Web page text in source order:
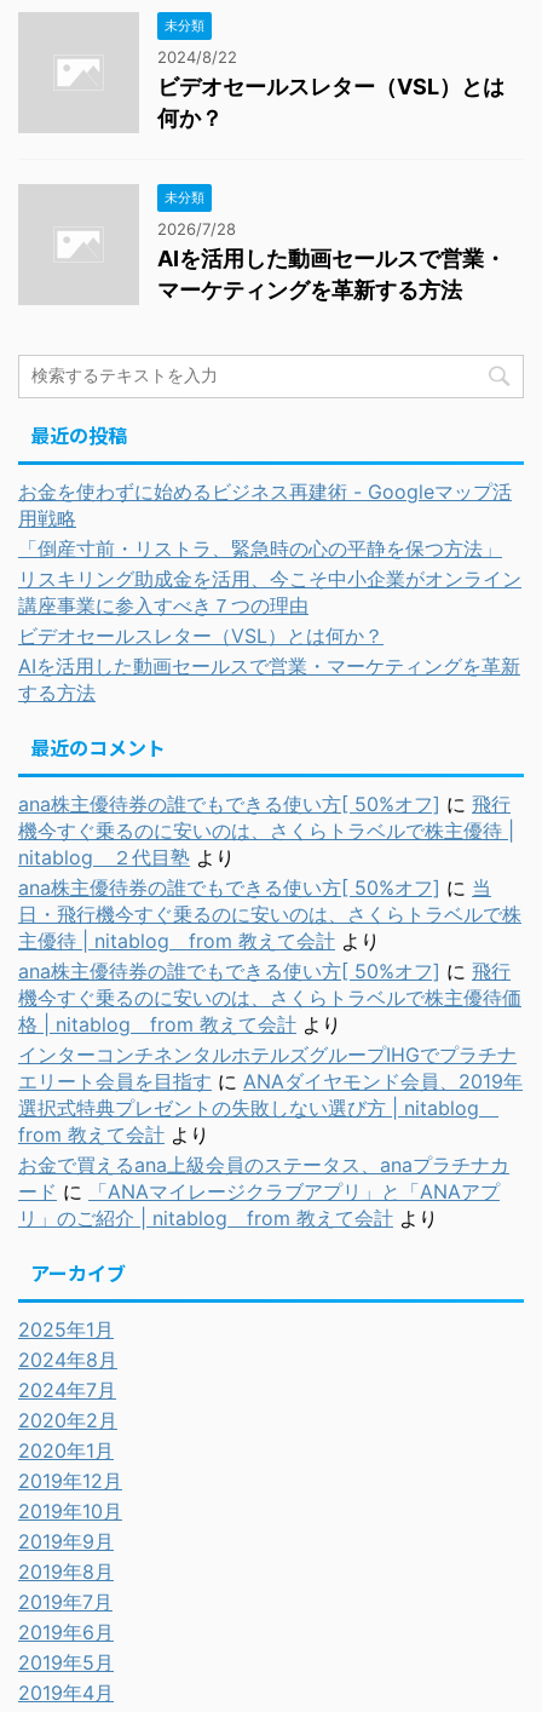
未分類
2024/8/22
ビデオセールスレター（VSL）とは
何か？
未分類
2026/7/28
AIを活用した動画セールスで営業・
マーケティングを革新する方法
最近の投稿
お金を使わずに始めるビジネス再建術 - Googleマップ活
用戦略
「倒産寸前・リストラ、緊急時の心の平静を保つ方法」
リスキリング助成金を活用、今こそ中小企業がオンライン
講座事業に参入すべき７つの理由
ビデオセールスレター（VSL）とは何か？
AIを活用した動画セールスで営業・マーケティングを革新
する方法
最近のコメント
ana株主優待券の誰でもできる使い方[ 50%オフ] に 飛行
機今すぐ乗るのに安いのは、さくらトラベルで株主優待 |
nitablog ２代目塾 より
ana株主優待券の誰でもできる使い方[ 50%オフ] に 当
日・飛行機今すぐ乗るのに安いのは、さくらトラベルで株
主優待 | nitablog from 教えて会計 より
ana株主優待券の誰でもできる使い方[ 50%オフ] に 飛行
機今すぐ乗るのに安いのは、さくらトラベルで株主優待価
格 | nitablog from 教えて会計 より
インターコンチネンタルホテルズグループIHGでプラチナ
エリート会員を目指す に ANAダイヤモンド会員、2019年
選択式特典プレゼントの失敗しない選び方 | nitablog
from 教えて会計 より
お金で買えるana上級会員のステータス、anaプラチナカ
ード に
「ANAマイレージクラブアプリ」と「ANAアプ
リ」のご紹介 | nitablog from 教えて会計 より
アーカイブ
2025年1月
2024年8月
2024年7月
2020年2月
2020年1月
2019年12月
2019年10月
2019年9月
2019年8月
2019年7月
2019年6月
2019年5月
2019年4月